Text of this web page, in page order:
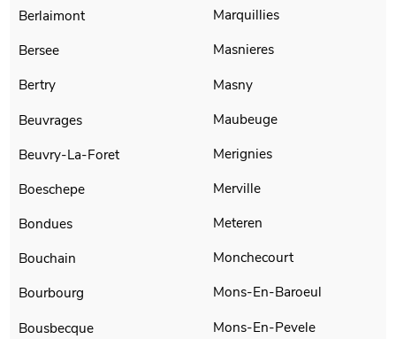
Berlaimont
Bersee
Bertry
Beuvrages
Beuvry-La-Foret
Boeschepe
Bondues
Bouchain
Bourbourg
Bousbecque
Marquillies
Masnieres
Masny
Maubeuge
Merignies
Merville
Meteren
Monchecourt
Mons-En-Baroeul
Mons-En-Pevele